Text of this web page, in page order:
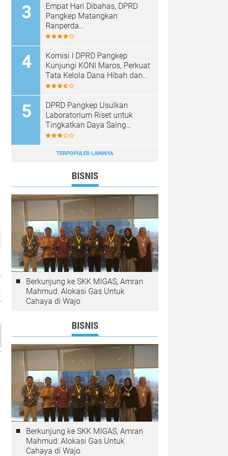
Empat Hari Dibahas, DPRD
Pangkep Matangkan
Ranperda
Pertanggungjawaban APBD
Komisi I DPRD Pangkep
Kunjungi KONI Maros, Perkuat
Tata Kelola Dana Hibah dan
Pembinaan Olahraga
DPRD Pangkep Usulkan
Laboratorium Riset untuk
Tingkatkan Daya Saing
Produk Unggulan
TERPOPULER LAINNYA
BISNIS
Berkunjung ke SKK MIGAS, Amran
Mahmud: Alokasi Gas Untuk
Cahaya di Wajo
BISNIS
Berkunjung ke SKK MIGAS, Amran
Mahmud: Alokasi Gas Untuk
Cahaya di Wajo